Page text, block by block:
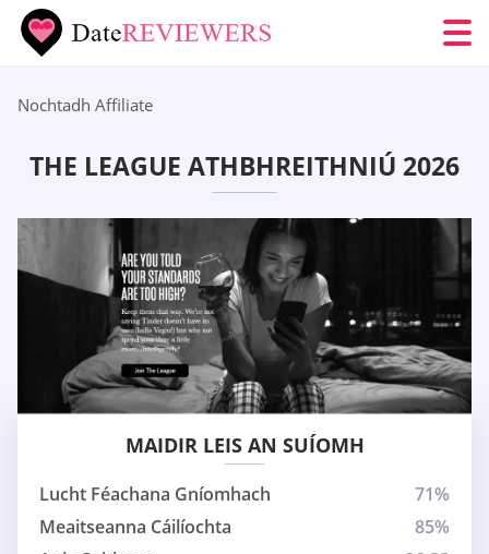
Nochtadh Affiliate
THE LEAGUE ATHBHREITHNIÚ 2026
MAIDIR LEIS AN SUÍOMH
Lucht Féachana Gníomhach
71%
Meaitseanna Cáilíochta
85%